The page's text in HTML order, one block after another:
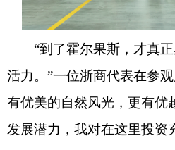
“到了霍尔果斯，才真正
活力。”一位浙商代表在参
有优美的自然风光，更有优
发展潜力，我对在这里投资